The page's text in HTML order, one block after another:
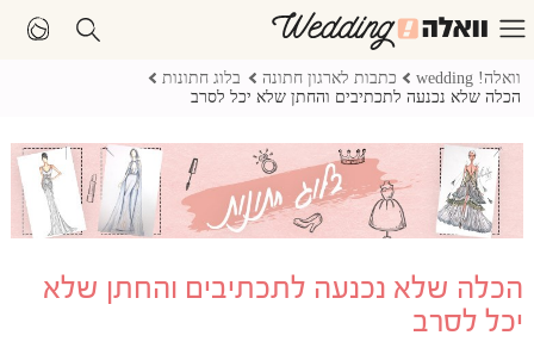
וואלה! wedding כתבות לארגון חתונה
בלוג חתונות
הכלה שלא נכנעה לתכתיבים והחתן שלא יכל לסרב
הכלה שלא נכנעה לתכתיבים והחתן שלא
יכל לסרב